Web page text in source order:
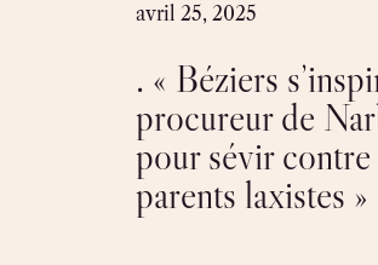
avril 25, 2025
. « Béziers
procureur de
pour sévir contre
parents laxistes »